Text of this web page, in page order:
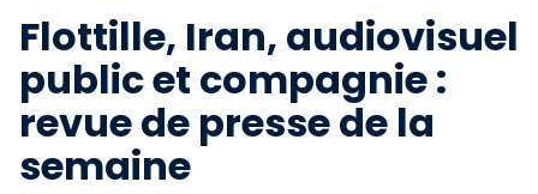
Notre revue
Boutique
Flottille, Iran, audiovisuel
public et compagnie :
revue de presse de la
semaine